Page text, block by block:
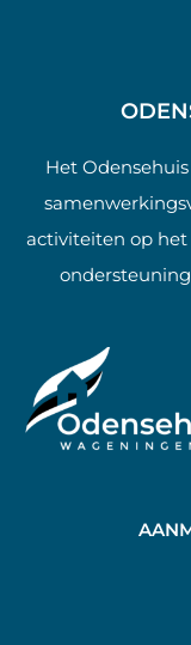
Het
activiteiten op